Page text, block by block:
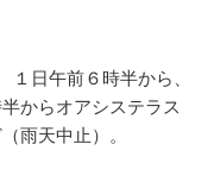
１日午前６時半から、
からオアシステラス
雨天中止）。